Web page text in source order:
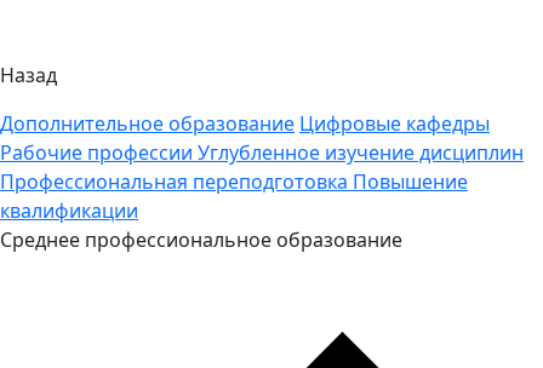
Назад
Дополнительное образование Цифровые кафедры
Рабочие профессии Углубленное изучение дисциплин
Профессиональная переподготовка Повышение
квалификации
Среднее профессиональное образование